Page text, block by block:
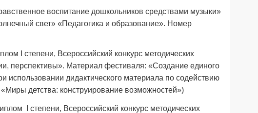
воспитание дошкольников средствами музыки»
свет» «Педагогика и образование». Номер
I степени, Всероссийский конкурс методических
перспективы». Материал фестиваля: «Создание единого
использовании дидактического материала по содействию
детства: конструирование возможностей»)
I степени, Всероссийский конкурс методических